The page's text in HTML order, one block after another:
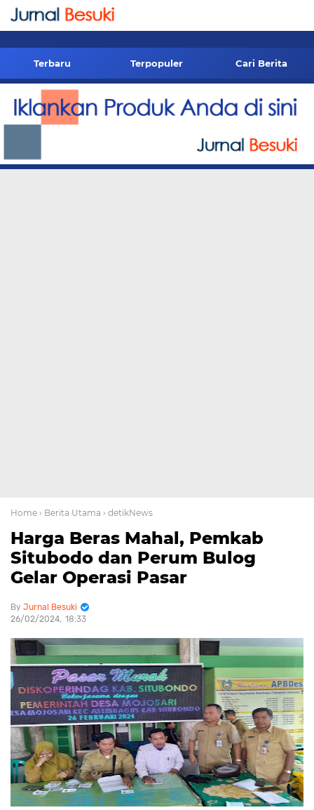
-->
Terbaru Terpopuler Cari Berita
Home › Berita Utama › detikNews
Harga Beras Mahal, Pemkab
Situbodo dan Perum Bulog
Gelar Operasi Pasar
Jurnal Besuki
26/02/2024 18:33